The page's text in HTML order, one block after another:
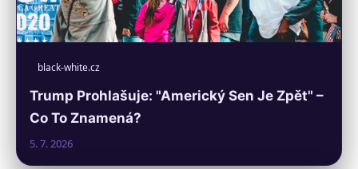
black-white.cz
Trump Prohlašuje: "Americký Sen Je Zpět" –
Co To Znamená?
5. 7. 2026